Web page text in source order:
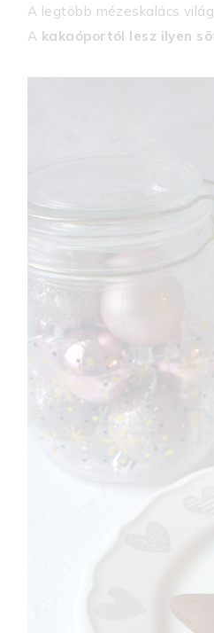
A legtöbb mézeskalács
A kakaóportól lesz ilyen